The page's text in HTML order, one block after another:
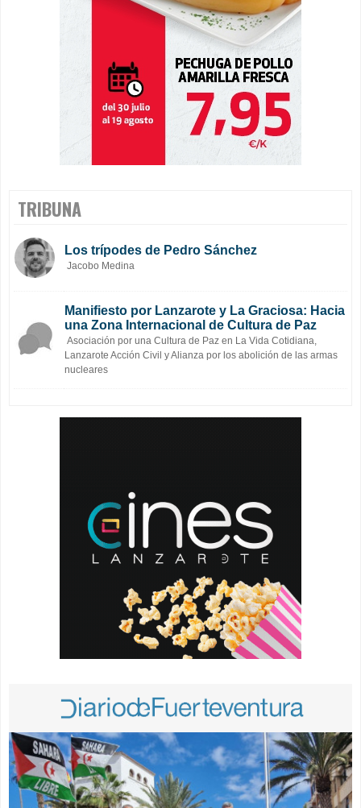
TRIBUNA
Los trípodes de Pedro Sánchez
Jacobo Medina
Manifiesto por Lanzarote y La Graciosa: Hacia
una Zona Internacional de Cultura de Paz
Asociación por una Cultura de Paz en La Vida Cotidiana,
Lanzarote Acción Civil y Alianza por los abolición de las armas
nucleares